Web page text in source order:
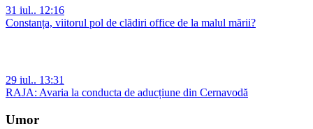
31 iul.. 12:16
Constanța, viitorul pol de clădiri office de la malul mării?
29 iul.. 13:31
RAJA: Avaria la conducta de aducțiune din Cernavodă
Umor